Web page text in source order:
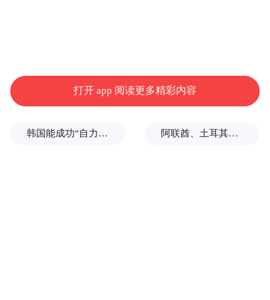
公共空间中向大众呈现，一艘来自佛山九江
璜矶的传统龙船正式在岭南新天地亮相，吸
引众多市民游客驻足观看“醒龙”、“迎龙”、
打开 app 阅读更多精彩内容
韩国能成功“自力更生”吗？ 阿联酋、土耳其、沙特等8国外长发表联合声明